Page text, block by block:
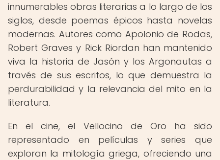
innumerables obras literarias a lo largo de los
siglos, desde poemas épicos hasta novelas
modernas. Autores como Apolonio de Rodas,
Robert Graves y Rick Riordan han mantenido
viva la historia de Jasón y los Argonautas a
través de sus escritos, lo que demuestra la
perdurabilidad y la relevancia del mito en la
literatura.
En el cine, el Vellocino de Oro ha sido
representado en películas y series que
exploran la mitología griega, ofreciendo una